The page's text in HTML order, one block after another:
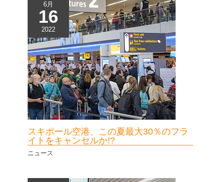
6月
16
2022
スキポール空港、この夏最大30％のフラ
イトをキャンセルか!?
ニュース